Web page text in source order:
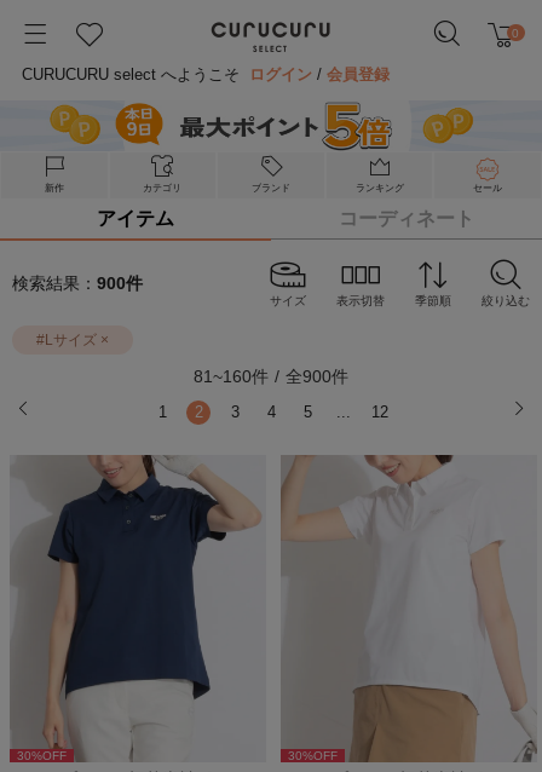
0
CURUCURU select へようこそ ログイン /会員登録
新作 カテゴリ ブランド ランキング セール
アイテム コーディネート
検索結果： 900件
サイズ 表示切替 季節順 絞り込む
#Lサイズ ×
81~160件 / 全900件
1 2 3 4 5 ... 12
30%OFF 30%OFF